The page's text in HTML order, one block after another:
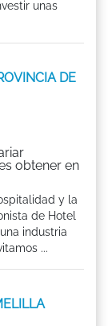
unas
DE
obtener en
y la
de Hotel
industria
...